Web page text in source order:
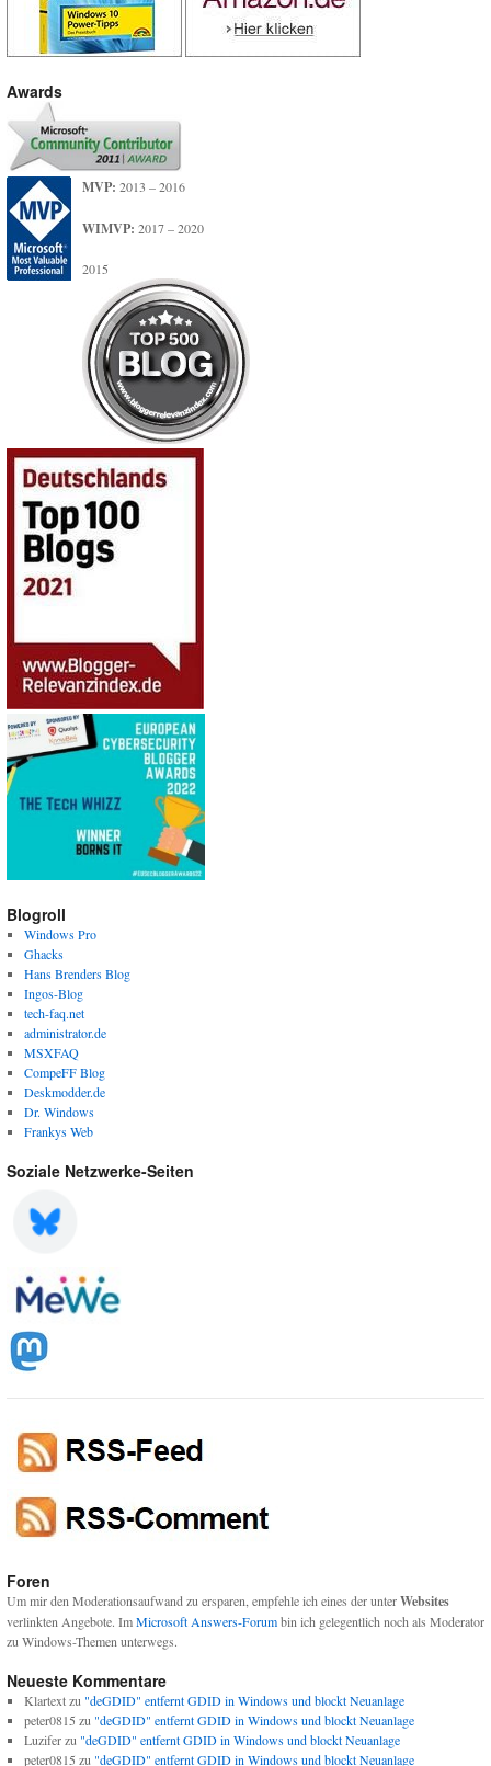
Awards
MVP: 2013 – 2016
WIMVP: 2017 – 2020
2015
Blogroll
Windows Pro
Ghacks
Hans Brenders Blog
Ingos-Blog
tech-faq.net
administrator.de
MSXFAQ
CompeFF Blog
Deskmodder.de
Dr. Windows
Frankys Web
Soziale Netzwerke-Seiten
Foren
Um mir den Moderationsaufwand zu ersparen, empfehle ich eines der unterWebsites
verlinkten Angebote. ImMicrosoft Answers-Forumbin ich gelegentlich noch als Moderator
zu Windows-Themen unterwegs.
Neueste Kommentare
Klartextzu "deGDID" entfernt GDID in Windows und blockt Neuanlage
peter0815 zu "deGDID" entfernt GDID in Windows und blockt Neuanlage
Luziferzu "deGDID" entfernt GDID in Windows und blockt Neuanlage
peter0815 zu "deGDID" entfernt GDID in Windows und blockt Neuanlage